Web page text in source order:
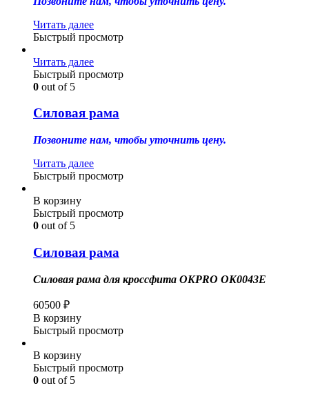
Читать далее
Быстрый просмотр
Читать далее
Быстрый просмотр
0 out of 5
Силовая рама
Позвоните нам, чтобы уточнить цену.
Читать далее
Быстрый просмотр
В корзину
Быстрый просмотр
0 out of 5
Силовая рама
Силовая рама для кроссфита OKPRO OK0043E
60500 ₽
В корзину
Быстрый просмотр
В корзину
Быстрый просмотр
0 out of 5